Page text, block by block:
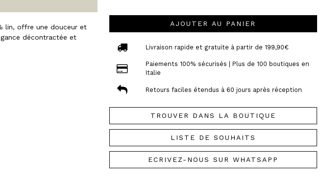
lin, offre une douceur et
décontractée et
AJOUTER AU PANIER
Livraison rapide et gratuite à partir de 199,90€
Paiements 100% sécurisés | Plus de 100 boutiques en
Italie
Retours faciles étendus à 60 jours après réception
TROUVER DANS LA BOUTIQUE
LISTE DE SOUHAITS
ECRIVEZ-NOUS SUR WHATSAPP